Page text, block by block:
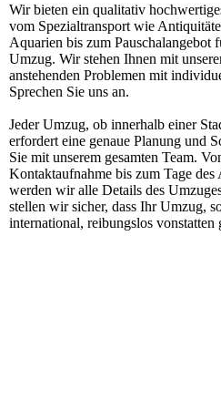
Wir bieten ein qualitativ
vom Spezialtransport wie
Aquarien bis zum Pauschalangebot
Umzug. Wir stehen Ihnen mit
anstehenden Problemen mit
Sprechen Sie uns an.
Jeder Umzug, ob innerhalb einer
erfordert eine genaue Planung und
Sie mit unserem gesamten Team.
Kontaktaufnahme bis zum Tage des
werden wir alle Details des
stellen wir sicher, dass Ihr Umzug,
international, reibungslos vonstatten